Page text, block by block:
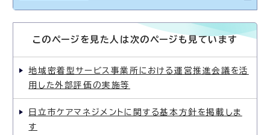
このページを見た人は次のページも見ています
地域密着型サービス事業所における運営推進会議を活
用した外部評価の実施等
日立市ケアマネジメントに関する基本方針を掲載しま
す